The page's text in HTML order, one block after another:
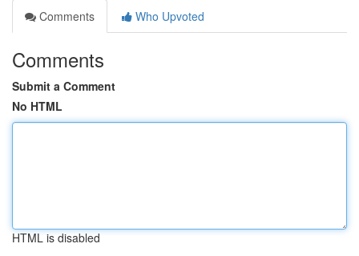
Comments
Who Upvoted
Comments
Submit a Comment
No HTML
HTML is disabled